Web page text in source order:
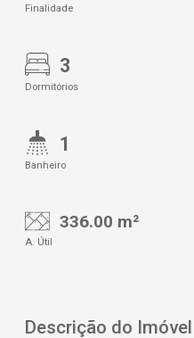
Finalidade
3
Dormitórios
1
Banheiro
336.00 m²
A. Útil
Descrição do Imóvel